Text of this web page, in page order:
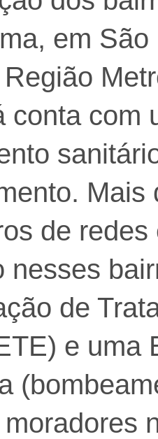
em
conta com
Mais
de redes
nesses
de
e uma